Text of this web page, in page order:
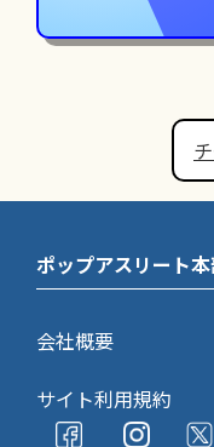
ポップアスリート
会社概要
サイト利用規約